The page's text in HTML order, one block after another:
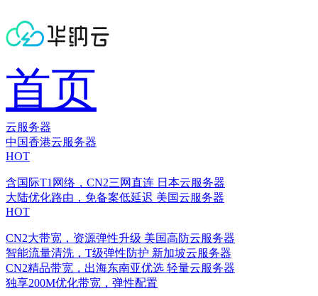
首页
云服务器
中国香港云服务器
HOT
含国际T1网络，CN2三网直连 日本云服务器
大陆优化路由，免备案低延迟 美国云服务器
HOT
CN2大带宽，资源弹性升级 美国高防云服务器
智能流量清洗，T级弹性防护 新加坡云服务器
CN2精品带宽，出海东南亚优选 轻量云服务器
独享200M优化带宽，弹性配置